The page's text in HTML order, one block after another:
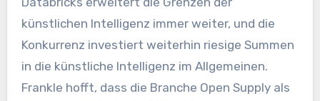
künstlichen Intelligenz immer weiter, und die
Konkurrenz investiert weiterhin riesige Summen
in die künstliche Intelligenz im Allgemeinen.
Frankle hofft, dass die Branche Open Supply als